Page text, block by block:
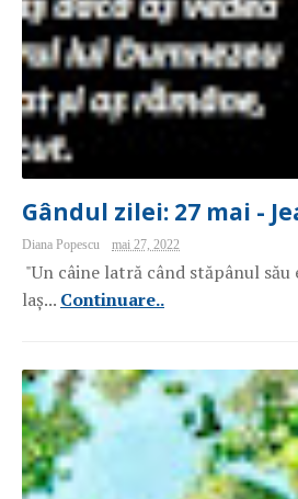
Gândul zilei: 27 mai -
Diana Popescu mai 27, 2022
"Un câine latră când stăpânul său
laș... Continuare..